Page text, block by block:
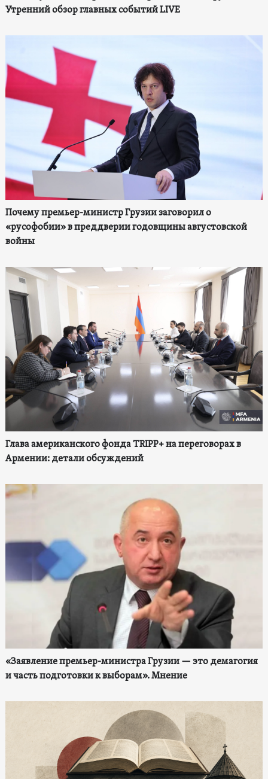
Утренний обзор главных событий LIVE
Почему премьер-министр Грузии заговорил о
«русофобии» в преддверии годовщины августовской
войны
Глава американского фонда TRIPP+ на переговорах в
Армении: детали обсуждений
«Заявление премьер-министра Грузии — это демагогия
и часть подготовки к выборам». Мнение